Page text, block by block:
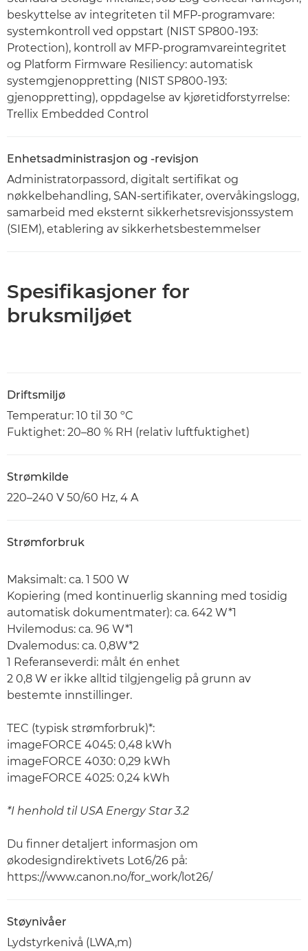
beskyttelse av integriteten til MFP-programvare:
systemkontroll ved oppstart (NIST SP800-193:
Protection), kontroll av MFP-programvareintegritet
og Platform Firmware Resiliency: automatisk
systemgjenoppretting (NIST SP800-193:
gjenoppretting), oppdagelse av kjøretidforstyrrelse:
Trellix Embedded Control
Enhetsadministrasjon og -revisjon
Administratorpassord, digitalt sertifikat og
nøkkelbehandling, SAN-sertifikater, overvåkingslogg,
samarbeid med eksternt sikkerhetsrevisjonssystem
(SIEM), etablering av sikkerhetsbestemmelser
Spesifikasjoner for
bruksmiljøet
Driftsmiljø
Temperatur: 10 til 30 ºC
Fuktighet: 20–80 % RH (relativ luftfuktighet)
Strømkilde
220–240 V 50/60 Hz, 4 A
Strømforbruk
Maksimalt: ca. 1 500 W
Kopiering (med kontinuerlig skanning med tosidig
automatisk dokumentmater): ca. 642 W*1
Hvilemodus: ca. 96 W*1
Dvalemodus: ca. 0,8W*2
1 Referanseverdi: målt én enhet
2 0,8 W er ikke alltid tilgjengelig på grunn av
bestemte innstillinger.
TEC (typisk strømforbruk)*:
imageFORCE 4045: 0,48 kWh
imageFORCE 4030: 0,29 kWh
imageFORCE 4025: 0,24 kWh
*I henhold til USA Energy Star 3.2
Du finner detaljert informasjon om
økodesigndirektivets Lot6/26 på:
https://www.canon.no/for_work/lot26/
Støynivåer
Lydstyrkenivå (LWA,m)